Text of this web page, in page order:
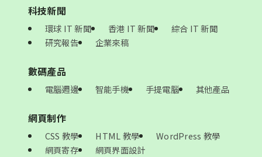
科技新聞
環球 IT 新聞 香港 IT 新聞
綜合 IT 新聞
研究報告
企業來稿
數碼產品
電腦週邊 智能手機 手提電腦 其他產品
網頁制作
CSS 教學 HTML 教學
WordPress 教學
網頁寄存
網頁界面設計